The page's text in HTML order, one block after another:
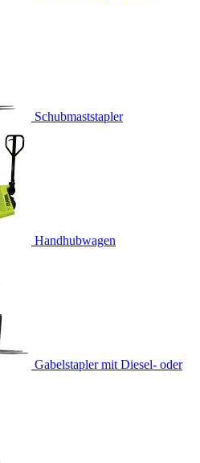
Schubmaststapler
Handhubwagen
Gabelstapler mit Diesel- oder